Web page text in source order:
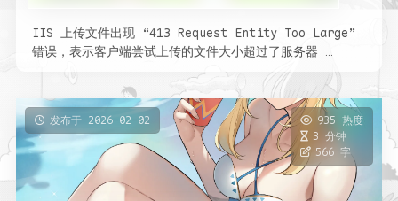
IIS 上传文件出现 “413 Request Entity Too Large”
错误，表示客户端尝试上传的文件大小超过了服务器 …
发布于 2026-02-02
935 热度
3 分钟
566 字